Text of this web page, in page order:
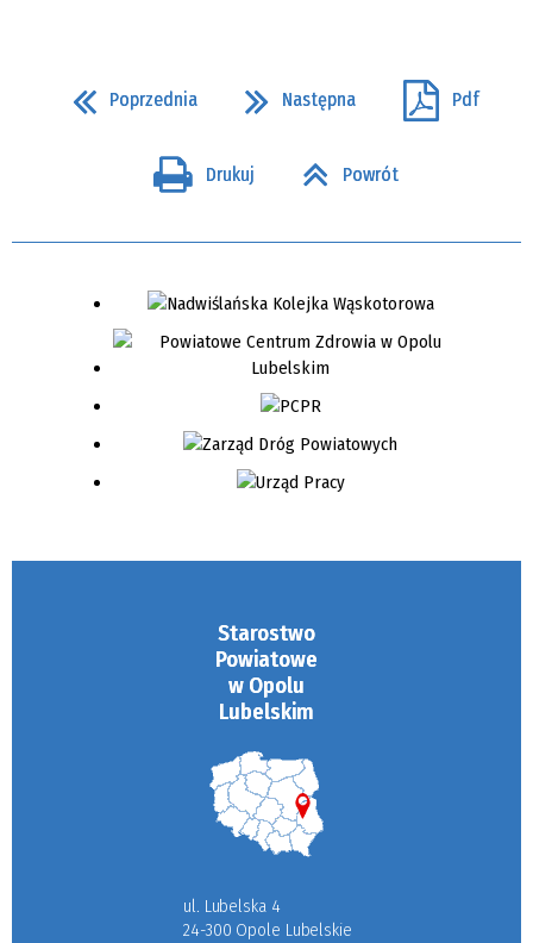
Poprzednia Następna Pdf
Drukuj Powrót
Starostwo
Powiatowe
w Opolu
Lubelskim
ul. Lubelska 4
24-300 Opole Lubelskie